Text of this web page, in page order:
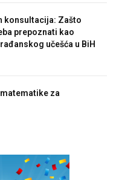
konsultacija: Zašto
prepoznati kao
učešća u BiH
za